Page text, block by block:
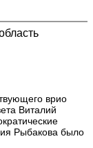
врио
Виталий
Рыбакова было